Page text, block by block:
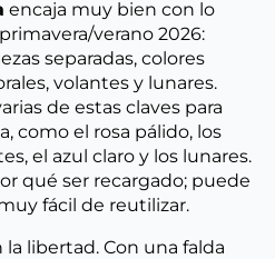
encaja muy bien con lo
verano 2026:
separadas, colores
volantes y lunares.
de estas claves para
como el rosa pálido, los
el azul claro y los lunares.
qué ser recargado; puede
fácil de reutilizar.
libertad. Con una falda